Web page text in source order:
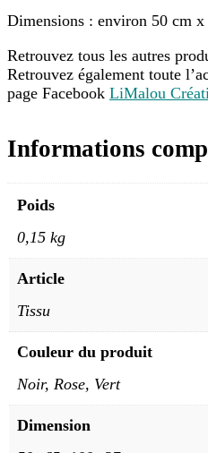
Dimensions : environ 50 cm x
Retrouvez tous les autres
Retrouvez également toute
page Facebook LiMalou
Informations
Poids
0,15 kg
Article
Tissu
Couleur du produit
Noir, Rose, Vert
Dimension